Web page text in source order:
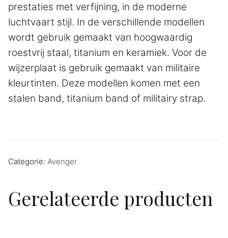
prestaties met verfijning, in de moderne
luchtvaart stijl. In de verschillende modellen
wordt gebruik gemaakt van hoogwaardig
roestvrij staal, titanium en keramiek. Voor de
wijzerplaat is gebruik gemaakt van militaire
kleurtinten. Deze modellen komen met een
stalen band, titanium band of militairy strap.
Categorie: Avenger
Gerelateerde producten